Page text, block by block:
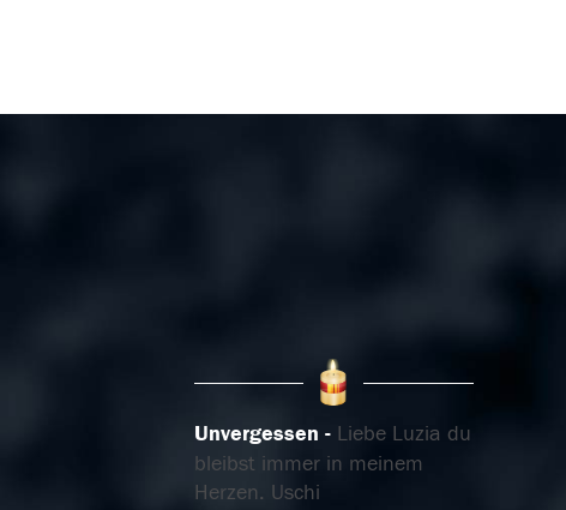
Unvergessen
Liebe Luzia du
bleibst immer in meinem
Herzen. Uschi